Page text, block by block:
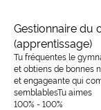
Gestionnaire du
(apprentissage)
Tu fréquentes le
et obtiens de bonnes
et engageante qui
semblablesTu aimes
100% - 100%